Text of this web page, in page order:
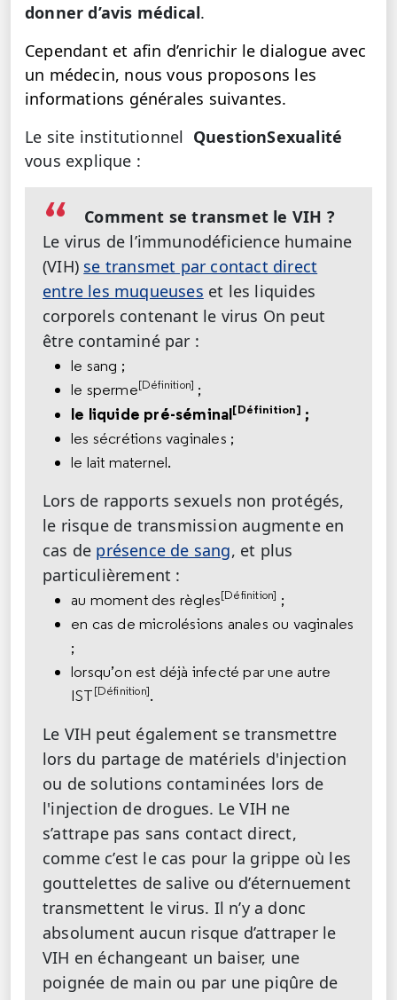
donner d’avis médical.
Cependant et afin d’enrichir le dialogue avec
un médecin, nous vous proposons les
informations générales suivantes.
Le site institutionnel QuestionSexualité
vous explique :
Comment se transmet le VIH ?
Le virus de l’immunodéficience humaine
(VIH) se transmet par contact direct
entre les muqueuses et les liquides
corporels contenant le virus On peut
être contaminé par :
le sang ;
le sperme[Définition] ;
le liquide pré-séminal[Définition] ;
les sécrétions vaginales ;
le lait maternel.
Lors de rapports sexuels non protégés,
le risque de transmission augmente en
cas de présence de sang, et plus
particulièrement :
au moment des règles[Définition] ;
en cas de microlésions anales ou vaginales
;
lorsqu’on est déjà infecté par une autre
IST[Définition].
Le VIH peut également se transmettre
lors du partage de matériels d'injection
ou de solutions contaminées lors de
l'injection de drogues. Le VIH ne
s’attrape pas sans contact direct,
comme c’est le cas pour la grippe où les
gouttelettes de salive ou d’éternuement
transmettent le virus. Il n’y a donc
absolument aucun risque d’attraper le
VIH en échangeant un baiser, une
poignée de main ou par une piqûre de